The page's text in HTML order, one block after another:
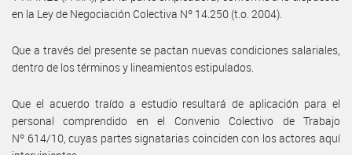
en la Ley de Negociación Colectiva Nº 14.250 (t.o. 2004).
Que a través del presente se pactan nuevas condiciones salariales,
dentro de los términos y lineamientos estipulados.
Que el acuerdo traído a estudio resultará de aplicación para el
personal comprendido en el Convenio Colectivo de Trabajo
Nº 614/10, cuyas partes signatarias coinciden con los actores aquí